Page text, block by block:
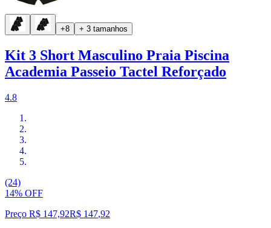
+8 + 3 tamanhos
Kit 3 Short Masculino Praia Piscina
Academia Passeio Tactel Reforçado
4.8
(24)
14% OFF
Preço R$ 147,92R$ 147,92